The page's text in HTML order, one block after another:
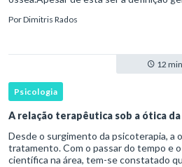
patofisiológico, e não c
PorDimitris Rados
12
Psicologia
A relação terapêutica sob a ótica
Desde o surgimento da psicoterapia, a ocupa espaço central no
tratamento. Com o passar do tempo e
científica na área, tem-se constatado